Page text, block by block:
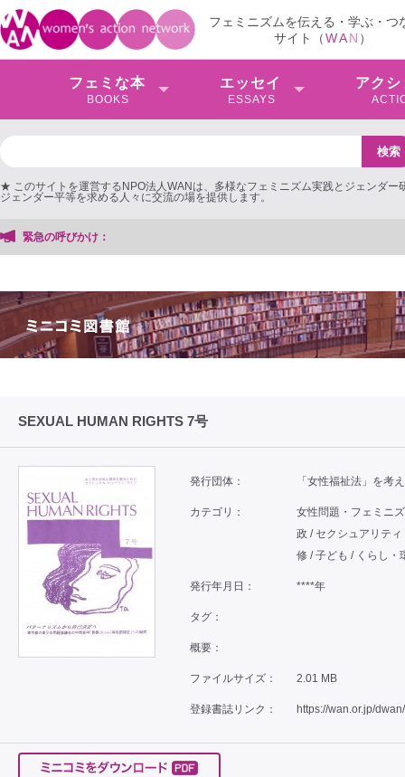
フェミニズムを伝える・学ぶ・つ
サイト（WAN ）
フェミな本
BOOKS
エッセイ
ESSAYS
アクシ
★ このサイトを運営するNPO法人WANは、多様なフェミニズム実践とジェンダー
ジェンダー平等を求める人々に交流の場を提供します。
緊急の呼びかけ：
SEXUAL HUMAN RIGHTS 7号
発行団体： 「女性福祉法」を考
カテゴリ：
女性問題・フェミニ
政 / セクシュアリテ
修 / 子ども / くらし・
発行年月日： ****年
タグ：
概要：
ファイルサイズ： 2.01 MB
登録書誌リンク： https://wan.or.jp/